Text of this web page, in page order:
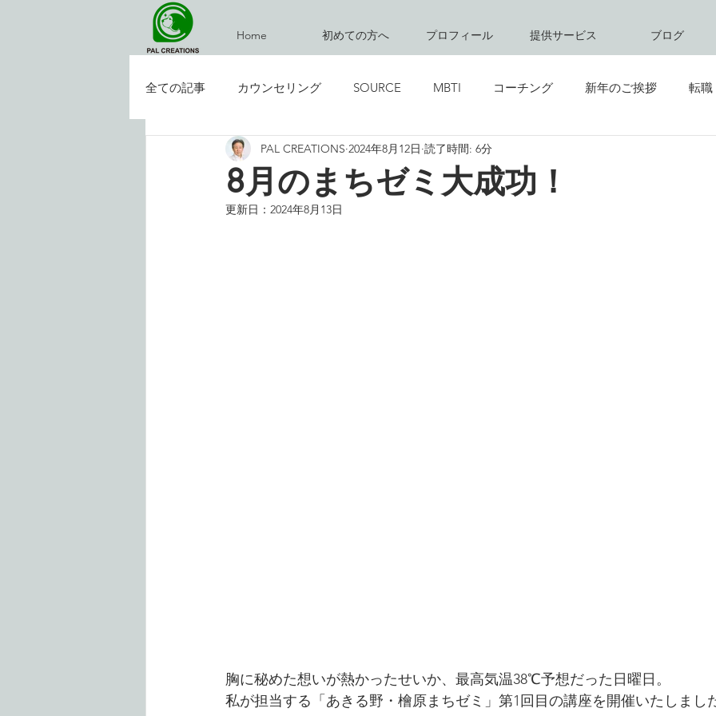
Home 初めての方へ プロフィール 提供サービス ブログ
全ての記事 カウンセリング SOURCE MBTI コーチング 新年のご挨拶 転職
お気楽ブログ 創立記念日 グリーティング
8月のまちゼミ大成功！
PAL CREATIONS 2024年8月12日 読了時間: 6分
更新日： 2024年8月13日
胸に秘めた想いが熱かったせいか、最高気温38℃予想だった日曜日。
私が担当する「あきる野・檜原まちゼミ」第1回目の講座を開催いたしまし